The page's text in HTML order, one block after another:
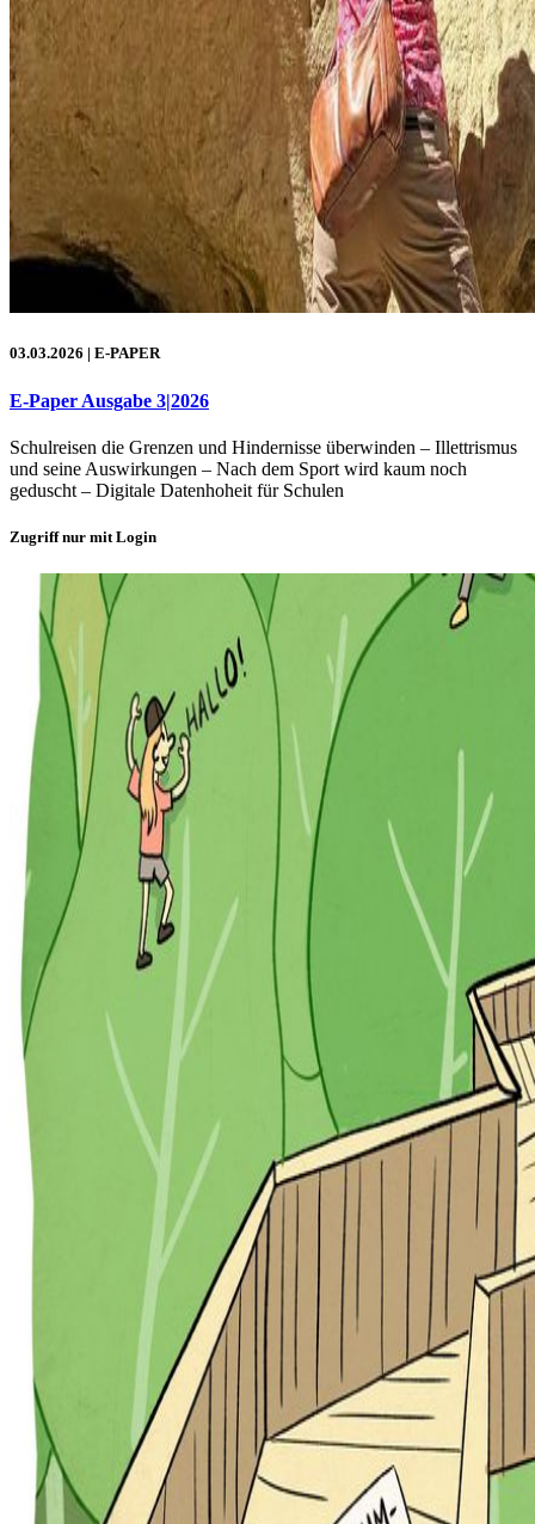
03.03.2026 | E-PAPER
E-Paper Ausgabe 3|2026
Schulreisen die Grenzen und Hindernisse überwinden – Illettrismus
und seine Auswirkungen – Nach dem Sport wird kaum noch
geduscht – Digitale Datenhoheit für Schulen
Zugriff nur mit Login